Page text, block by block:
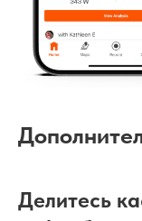
Делитесь